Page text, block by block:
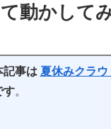
動かして
記事は 夏休みクラ
す。